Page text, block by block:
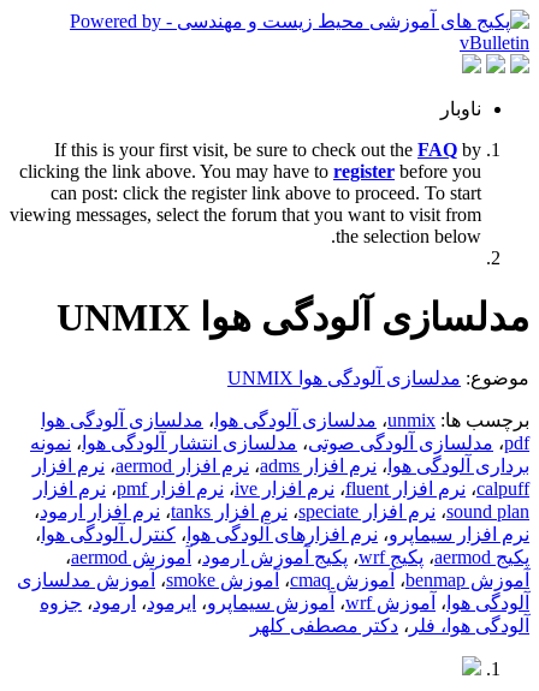
ناوبار
If this is your first visit, be sure to check out the FAQ by
clicking the link above. You may have to register before you
can post: click the register link above to proceed. To start
viewing messages, select the forum that you want to visit from
the selection below.
مدلسازی آلودگی هوا UNMIX
موضوع: مدلسازی آلودگی هوا UNMIX
برچسب ها: unmix، مدلسازی آلودگی هوا ، مدلسازی آلودگی هوا
pdf، مدلسازی آلودگی صوتی، مدلسازی انتشار آلودگی هوا ، نمونه
برداری آلودگی هوا ، نرم افزار adms ، نرم افزار aermod ، نرم افزار
calpuff، نرم افزار fluent ، نرم افزار ive ، نرم افزار pmf ، نرم افزار
sound plan، نرم افزار speciate ، نرم افزار tanks ، نرم افزار ارمود،
نرم افزار سیماپرو، نرم افزارهای آلودگی هوا ، کنترل آلودگی هوا ،
پکیج aermod
، پکیج wrf ، پکیج آموزش ارمود، آموزش aermod
،
آموزش benmap
، آموزش cmaq ، آموزش smoke ، آموزش مدلسازی
آلودگی هوا ، آموزش wrf ، آموزش سیماپرو، ایرمود، ارمود، جزوه
آلودگی هوا، فلر ، دکتر مصطفی کلهر